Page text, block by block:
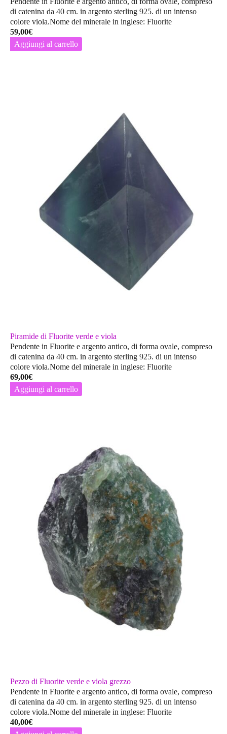
di catenina da 40 cm. in argento sterling 925. di un intenso
colore viola.Nome del minerale in inglese: Fluorite
59,00€
Aggiungi al carrello
Piramide di Fluorite verde e viola
Pendente in Fluorite e argento antico, di forma ovale, compreso
di catenina da 40 cm. in argento sterling 925. di un intenso
colore viola.Nome del minerale in inglese: Fluorite
69,00€
Aggiungi al carrello
Pezzo di Fluorite verde e viola grezzo
Pendente in Fluorite e argento antico, di forma ovale, compreso
di catenina da 40 cm. in argento sterling 925. di un intenso
colore viola.Nome del minerale in inglese: Fluorite
40,00€